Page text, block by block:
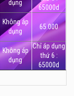
dụng
65000d
Không áp
dụng
65.000
Không áp
dụng
Chỉ áp dụng
thứ 6 :
65000d